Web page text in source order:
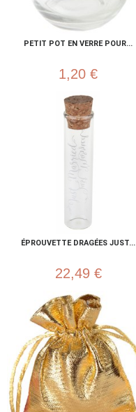
PETIT POT EN VERRE POUR...
1,20 €
ÉPROUVETTE DRAGÉES JUST...
22,49 €